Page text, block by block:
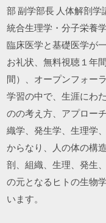
部 副学部長 人体解剖学
統合生理学・分子栄養
臨床医学と基礎医学が
お礼状、無料視聴１年
間）、オープンフォー
学習の中で、生涯にわ
のの考え方、アプロー
織学、発生学、生理学
からなり、人の体の構
剖、組織、生理、発生
の元となるヒトの生物
います。